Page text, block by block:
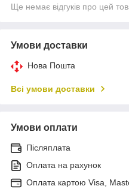
Ще немає відгуків про цей
Умови доставки
Нова Пошта
Всі умови доставки
Умови оплати
Післяплата
Оплата на рахунок
Оплата картою Visa,